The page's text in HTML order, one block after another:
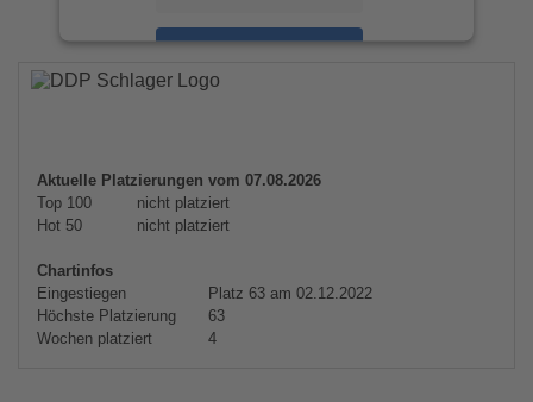
Akzeptieren
powered by
Aktuelle Platzierungen vom 07.08.2026
Top 100
nicht platziert
Hot 50
nicht platziert
Chartinfos
Eingestiegen
Platz 63 am 02.12.2022
Höchste Platzierung
63
Wochen platziert
4